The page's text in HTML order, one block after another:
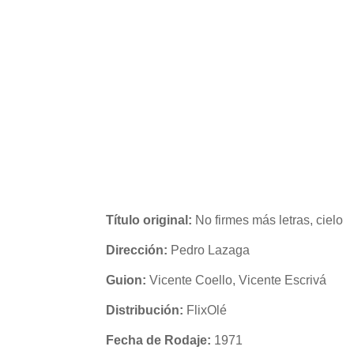
Título original: No firmes más letras, cielo
Dirección: Pedro Lazaga
Guion:Vicente Coello, Vicente Escrivá
Distribución: FlixOlé
Fecha de Rodaje: 1971